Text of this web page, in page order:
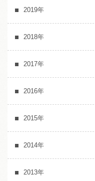
2019年
2018年
2017年
2016年
2015年
2014年
2013年